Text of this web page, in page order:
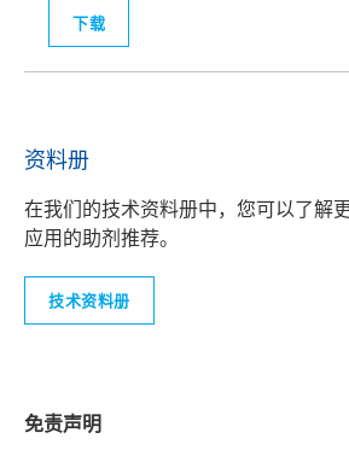
下载
资料册
在我们的技术资料册中，您可以了解
应用的助剂推荐。
技术资料册
免责声明